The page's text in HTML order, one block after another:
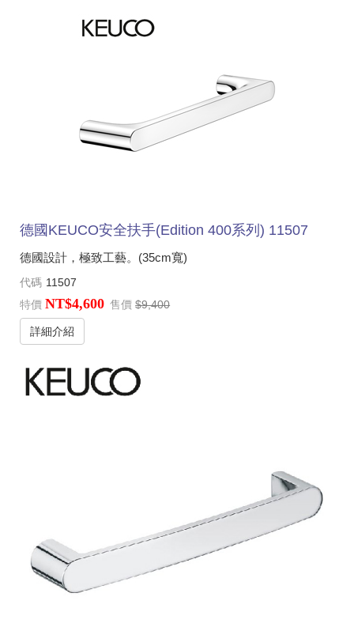
德國KEUCO安全扶手(Edition 400系列) 11507
德國設計，極致工藝。(35cm寬)
代碼 11507
特價 NT$4,600 售價 $9,400
詳細介紹